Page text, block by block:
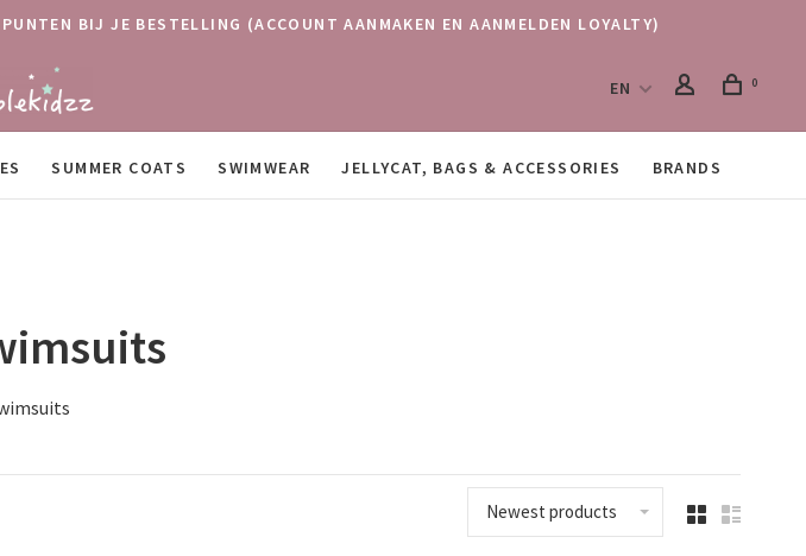
BIJ JE BESTELLING (ACCOUNT AANMAKEN EN AANMELDEN LOYALTY)
EN 0
SUMMER COATS SWIMWEAR JELLYCAT, BAGS & ACCESSORIES BRANDS
Newest products